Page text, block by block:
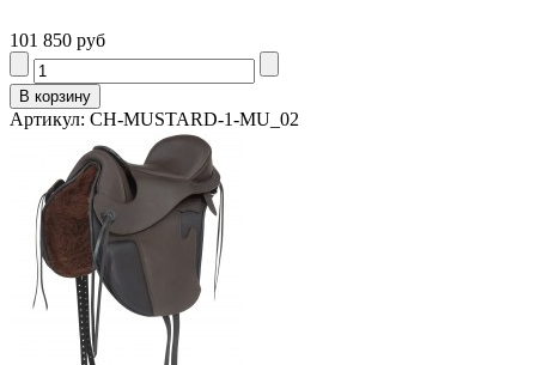
101 850 руб
Артикул: CH-MUSTARD-1-MU_02